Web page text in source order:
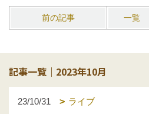
前の記事 一覧
記事一覧｜2023年10月
23/10/31 ライブ